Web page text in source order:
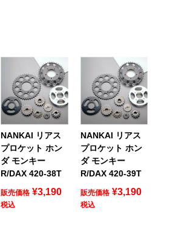
NANKAI リアス
プロケット ホン
ダ モンキー
R/DAX 420-38T
販売価格 ¥3,190
税込
NANKAI リアス
プロケット ホン
ダ モンキー
R/DAX 420-39T
販売価格 ¥3,190
税込